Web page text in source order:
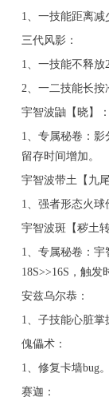
1、一技能距离减
三代风影：
1、一技能不释放
2、一二技能长按
宇智波鼬【晓】：
1、专属秘卷：影
留存时间增加。
宇智波带土【九
1、强者形态火球
宇智波斑【秽土
1、专属秘卷：宇
18S>>16S，触发
安兹乌尔恭：
1、子技能心脏掌
傀儡术：
1、修复卡墙bug。
赛迦：